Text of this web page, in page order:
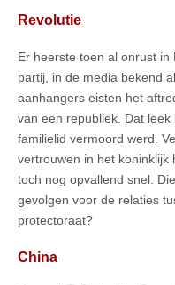
Revolutie
Er heerste toen al onrust in
partij, in de media bekend
aanhangers eisten het
van een republiek. Dat
familielid vermoord werd.
vertrouwen in het koninklijk
toch nog opvallend snel.
gevolgen voor de relaties
protectoraat?
China